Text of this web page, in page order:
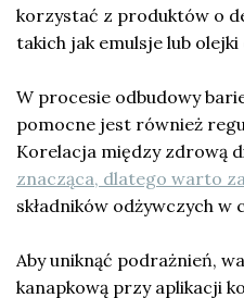
korzystać z produktów o
takich jak emulsje lub olejki
W procesie odbudowy
pomocne jest również
Korelacja między zdrową
znacząca, dlatego warto
składników odżywczych w
Aby uniknąć podrażnień,
kanapkową przy aplikacji